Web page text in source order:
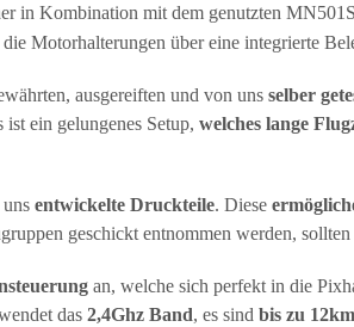
in Kombination mit dem genutzten
Motorhalterungen über eine integrierte
ausgereiften und von uns selber
ist ein gelungenes Setup, welches lange
entwickelte Druckteile. Diese
geschickt entnommen werden,
an, welche sich perfekt in die
das 2,4Ghz Band, es sind bis zu